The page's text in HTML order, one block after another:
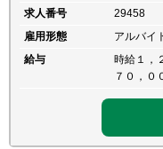
求人番号
29458
雇用形態
アルバイ
給与
時給１，
７０，０